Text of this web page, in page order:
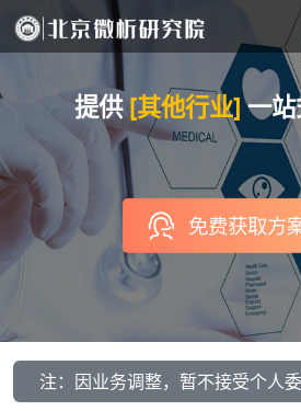
提供[其他行业]一站
免费获取方
注：因业务调整，暂不接受个人